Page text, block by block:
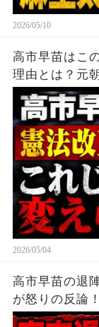
2026/05/10
高市早苗はこ
理由とは？元
冊
2026/05/04
高市早苗の退
が怒りの反論
京大学名誉教